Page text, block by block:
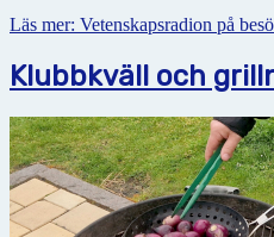
Läs mer: Vetenskapsradion på
Klubbkväll och